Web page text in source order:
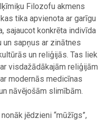
Filozofu akmens
tika apvienota ar garīgu
sajaucot konkrēta indivīda
sapņus ar zinātnes
un reliģijās. Tas liek
visdažādākajām reliģijām
modernās medicīnas
nāvējošām slimībām.
jēdzieni “mūžīgs”,